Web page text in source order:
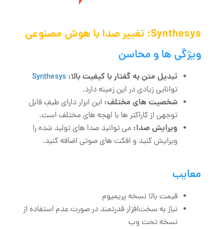
Synthesys؛ تغییر صدا با هوش مصنوعی
ویژگی‌ ها و محاسن
تبدیل متن به گفتار با کیفیت بالا: Synthesys
توانایی زیادی در این زمینه دارد.
شخصیت‌ های مختلف:این ابزار دارای طیفِ قابل
توجهی از کاراکتر ها با لهجه ‌های مختلف است.
ویرایش صدا:می ‌توانید صدا های تولید شده را
ویرایش کنید و افکت ‌های صوتی اضافه کنید.
معایب
قیمت بالا نسخه پریمیوم
نیاز به سخت‌افزار قدرتمند در صورت عدم استفاده از
نسخه تحت وب